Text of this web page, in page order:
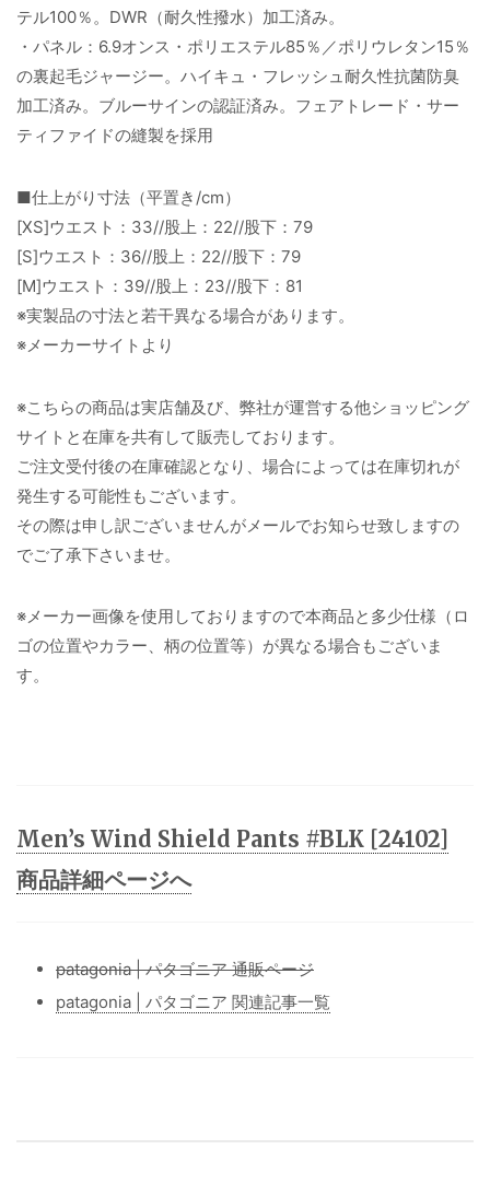
テル100％。DWR（耐久性撥水）加工済み。
・パネル：6.9オンス・ポリエステル85％／ポリウレタン15％
の裏起毛ジャージー。ハイキュ・フレッシュ耐久性抗菌防臭
加工済み。ブルーサインの認証済み。フェアトレード・サー
ティファイドの縫製を採用
■仕上がり寸法（平置き/cm）
[XS]ウエスト：33//股上：22//股下：79
[S]ウエスト：36//股上：22//股下：79
[M]ウエスト：39//股上：23//股下：81
※実製品の寸法と若干異なる場合があります。
※メーカーサイトより
※こちらの商品は実店舗及び、弊社が運営する他ショッピング
サイトと在庫を共有して販売しております。
ご注文受付後の在庫確認となり、場合によっては在庫切れが
発生する可能性もございます。
その際は申し訳ございませんがメールでお知らせ致しますの
でご了承下さいませ。
※メーカー画像を使用しておりますので本商品と多少仕様（ロ
ゴの位置やカラー、柄の位置等）が異なる場合もございま
す。
Men’s Wind Shield Pants #BLK [24102]
商品詳細ページへ
patagonia | パタゴニア 通販ページ
patagonia | パタゴニア 関連記事一覧